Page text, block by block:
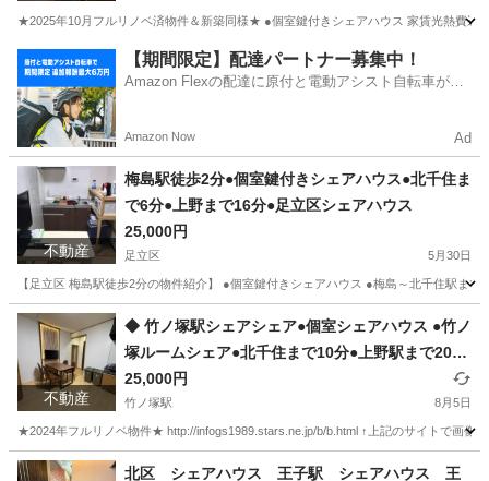
★2025年10月フルリノベ済物件＆新築同様★ ●個室鍵付きシェアハウス 家賃光熱費
扇大橋駅 シェアハウス 物件
【期間限定】配達パートナー募集中！
Amazon Flexの配達に原付と電動アシスト自転車が登
Amazon Now Ad
不動産
梅島駅徒歩2分●個室鍵付きシェアハウス●北千住ま
で6分●上野まで16分●足立区シェアハウス
25,000円
足立区 5月30日
【足立区 梅島駅徒歩2分の物件紹介】 ●個室鍵付きシェアハウス ●梅島～北千住駅ま
東京 足立区 シェアハウス
不動産
◆ 竹ノ塚駅シェアシェア●個室シェアハウス ●竹ノ
塚ルームシェア●北千住まで10分●上野駅まで20分
●御徒町駅まで27分●銀座駅36分●ゲストハウス足
立区●西新井シェアハウス北千住シェアハウス日比
谷線シェアシェア●シェアハウス足立区◆ 東京シ
ェアハウス
25,000円
竹ノ塚駅 8月5日
★2024年フルリノベ物件★ http://infogs1989.stars.ne.jp/b/b.html ↑上記のサイトで画像
東京 足立区 竹ノ塚駅 シェアハウス シェア
北区 シェアハウス 王子駅 シェアハウス 王